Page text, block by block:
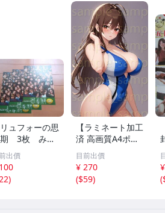
リュフォーの思
3枚 みゆ
ジュリー
ソー ｋ
出價
)
【ラミネート加工
済 高画質A4ポス
ター】1582 AI美
女 イラスト ポス
ター セクシー か
わいい 水着 下着
目前出價
¥ 270
($59)
(